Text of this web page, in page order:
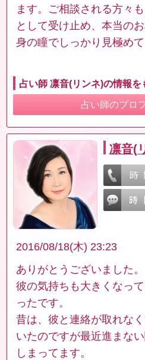
ます。ご相談される方々
として受け止め、本当の
身の瞳でしっかり見極めて
占い師 凛音(リンネ)の情報を
占い師のプロ
凛音(
2016/08/18(木) 23:23
ありがとうございました。
彼の気持ちも大きくなっ
ったです。
昔は、彼と連絡が取れな
いたのですが最近進まな
しまってます。